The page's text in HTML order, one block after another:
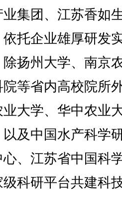
集团、江苏香如
托企业雄厚研发
扬州大学、南京
等省内高校院所
大学、华中农业
及中国水产科学
、江苏省中国科
科研平台共建科